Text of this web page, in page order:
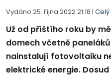
Vydáno 25. října 2022 21:18 | Celý
Už od příštího roku by
domech včetně
nainstalují fotovoltaiku
elektrické energie.